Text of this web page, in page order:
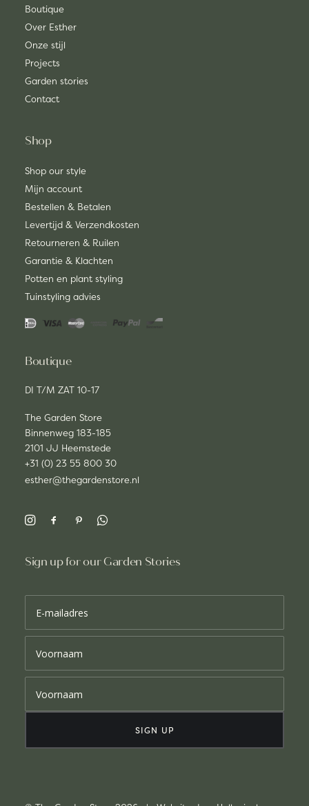
Boutique
Over Esther
Onze stijl
Projects
Garden stories
Contact
Shop
Shop our style
Mijn account
Bestellen & Betalen
Levertijd & Verzendkosten
Retourneren & Ruilen
Garantie & Klachten
Potten en plant styling
Tuinstyling advies
Boutique
DI T/M ZAT 10-17
The Garden Store
Binnenweg 183-185
2101 JJ Heemstede
+31 (0) 23 55 800 30
esther@thegardenstore.nl
Sign up for our Garden Stories